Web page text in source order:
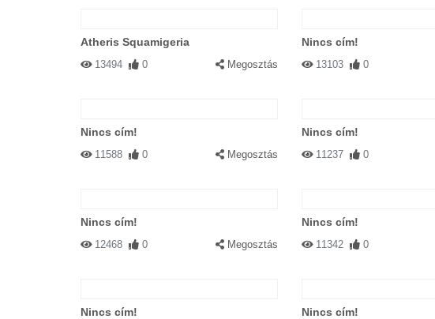
Atheris Squamigeria
13494 0 Megosztás
Nincs cím!
13103 0
Nincs cím!
11588 0 Megosztás
Nincs cím!
11237 0
Nincs cím!
12468 0 Megosztás
Nincs cím!
11342 0
Nincs cím! Nincs cím!